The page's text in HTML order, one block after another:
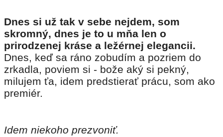
Dnes si už tak v sebe nejdem, som
skromný, dnes je to u mňa len o
prirodzenej kráse a ležérnej elegancii.
Dnes, keď sa ráno zobudím a pozriem do
zrkadla, poviem si - bože aký si pekný,
milujem ťa, idem predstierať prácu, som ako
premiér.
Idem niekoho prezvoniť.